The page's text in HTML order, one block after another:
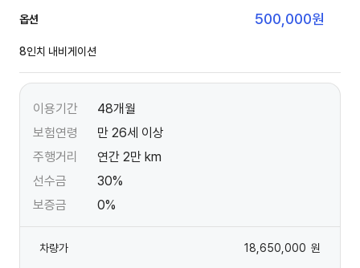
옵션 500,000원
8인치 내비게이션
이용기간
48개월
보험연령
만 26세 이상
주행거리
연간 2만 km
선수금
30%
보증금
0%
차량가 18,650,000 원